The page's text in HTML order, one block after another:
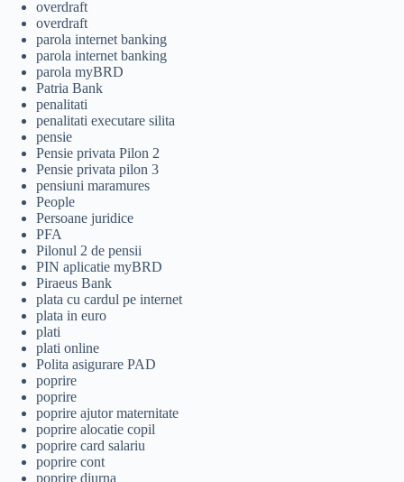
overdraft
overdraft
parola internet banking
parola internet banking
parola myBRD
Patria Bank
penalitati
penalitati executare silita
pensie
Pensie privata Pilon 2
Pensie privata pilon 3
pensiuni maramures
People
Persoane juridice
PFA
Pilonul 2 de pensii
PIN aplicatie myBRD
Piraeus Bank
plata cu cardul pe internet
plata in euro
plati
plati online
Polita asigurare PAD
poprire
poprire
poprire ajutor maternitate
poprire alocatie copil
poprire card salariu
poprire cont
poprire diurna